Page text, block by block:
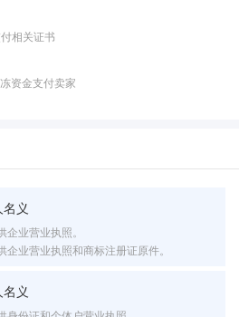
相关证书
资金支付卖家
义
企业营业执照。
企业营业执照和商标注册证原件。
义